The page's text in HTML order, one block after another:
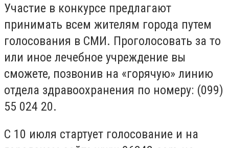
Участие в конкурсе предлагают
принимать всем жителям города путем
голосования в СМИ. Проголосовать за то
или иное лечебное учреждение вы
сможете, позвонив на «горячую» линию
отдела здравоохранения по номеру: (099)
55 024 20.
С 10 июля стартует голосование и на